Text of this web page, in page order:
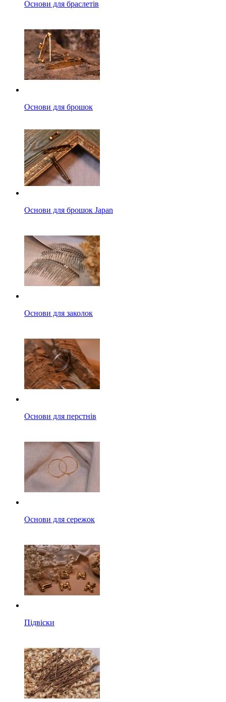
Основи для браслетів
Основи для брошок
Основи для брошок Japan
Основи для заколок
Основи для перстнів
Основи для сережок
Підвіски